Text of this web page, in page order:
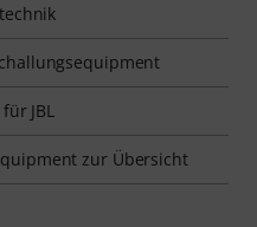
JBL
zur Übersicht